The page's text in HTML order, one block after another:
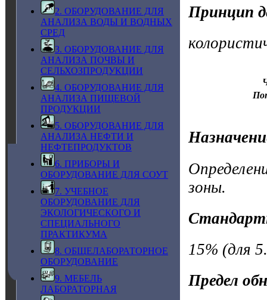
2. ОБОРУДОВАНИЕ ДЛЯ
АНАЛИЗА ВОДЫ И ВОДНЫХ
СРЕД
3. ОБОРУДОВАНИЕ ДЛЯ
АНАЛИЗА ПОЧВЫ И
СЕЛЬХОЗПРОДУКЦИИ
4. ОБОРУДОВАНИЕ ДЛЯ
АНАЛИЗА ПИЩЕВОЙ
ПРОДУКЦИИ
5. ОБОРУДОВАНИЕ ДЛЯ
АНАЛИЗА НЕФТИ И
НЕФТЕПРОДУКТОВ
6. ПРИБОРЫ И
ОБОРУДОВАНИЕ ДЛЯ СОУТ
7. УЧЕБНОЕ
ОБОРУДОВАНИЕ ДЛЯ
ЭКОЛОГИЧЕСКОГО И
СПЕЦИАЛЬНОГО
ПРАКТИКУМА
8. ОБЩЕЛАБОРАТОРНОЕ
ОБОРУДОВАНИЕ
9. МЕБЕЛЬ
ЛАБОРАТОРНАЯ
Принцип
зоны.
15% (для
Предел